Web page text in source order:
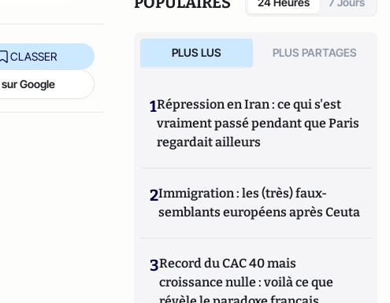
CLASSER
Google
PLUS LUS PLUS PARTAGES
1Répression en Iran : ce qui s'est
vraiment passé pendant que Paris
regardait ailleurs
2Immigration : les (très) faux-
semblants européens après Ceuta
3Record du CAC 40 mais
croissance nulle : voilà ce que